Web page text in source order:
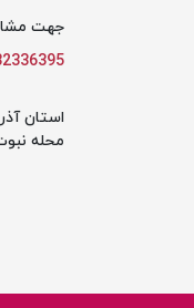
جهت
استان
محله نبوت